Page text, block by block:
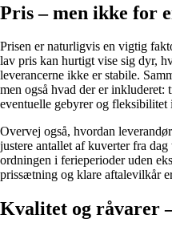
Pris – men ikke for
Prisen er naturligvis en vigtig
lav pris kan hurtigt vise sig dyr,
leverancerne ikke er stabile.
men også hvad der er inkluderet:
eventuelle gebyrer og fleksibilitet
Overvej også, hvordan
justere antallet af kuverter fra
ordningen i ferieperioder uden
prissætning og klare aftalevilkår
Kvalitet og råvarer